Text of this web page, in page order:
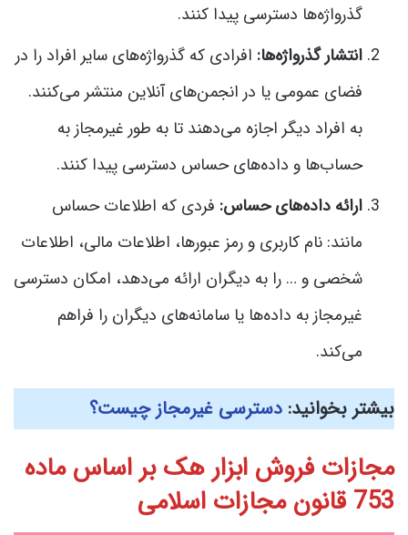
گذرواژه‌ها دسترسی پیدا کنند.
انتشار گذرواژه‌ها: افرادی که گذرواژه‌های سایر افراد را در
فضای عمومی یا در انجمن‌های آنلاین منتشر می‌کنند.
به افراد دیگر اجازه می‌دهند تا به طور غیرمجاز به
حساب‌ها و داده‌های حساس دسترسی پیدا کنند.
ارائه داده‌های حساس: فردی که اطلاعات حساس
مانند: نام کاربری و رمز عبور‌ها، اطلاعات مالی، اطلاعات
شخصی و … را به دیگران ارائه می‌دهد، امکان دسترسی
غیرمجاز به داده‌ها یا سامانه‌های دیگران را فراهم
می‌کند.
بیشتر بخوانید: دسترسی غیرمجاز چیست؟
مجازات فروش ابزار هک بر اساسماده
753 قانون مجازات اسلامی